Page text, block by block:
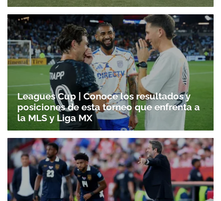
Leagues Cup | Conoce los resultados y
posiciones de esta torneo que enfrenta a
la MLS y Liga MX